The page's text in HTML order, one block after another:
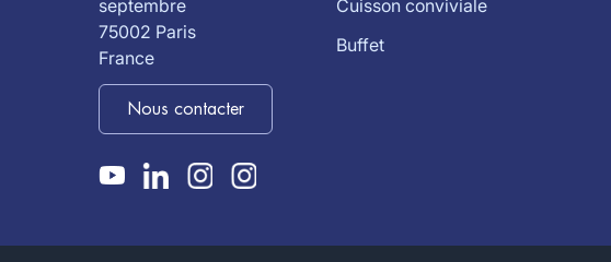
septembre
75002 Paris
France
Nous contacter
Cuisson conviviale
Buffet